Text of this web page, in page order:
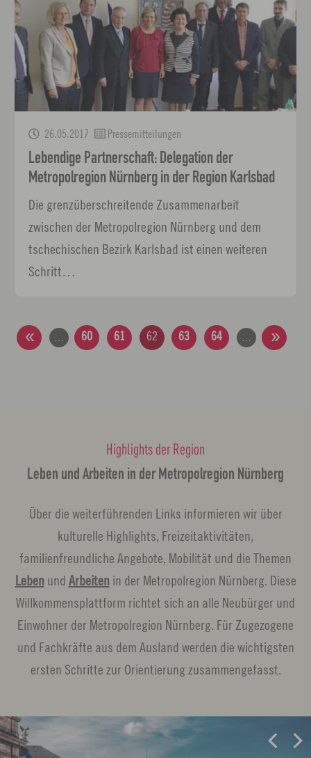
26.05.2017 Pressemitteilungen
Lebendige Partnerschaft: Delegation der
Metropolregion Nürnberg in der Region Karlsbad
Die grenzüberschreitende Zusammenarbeit
zwischen der Metropolregion Nürnberg und dem
tschechischen Bezirk Karlsbad ist einen weiteren
Schritt…
60 61 62 63 64
Leben und Arbeiten in der Metropolregion Nürnberg
Highlights der Region
Über die weiterführenden Links informieren wir über
kulturelle Highlights, Freizeitaktivitäten,
familienfreundliche Angebote, Mobilität und die Themen
Leben und Arbeiten in der Metropolregion Nürnberg. Diese
Willkommensplattform richtet sich an alle Neubürger und
Einwohner der Metropolregion Nürnberg. Für Zugezogene
und Fachkräfte aus dem Ausland werden die wichtigsten
ersten Schritte zur Orientierung zusammengefasst.
L
i